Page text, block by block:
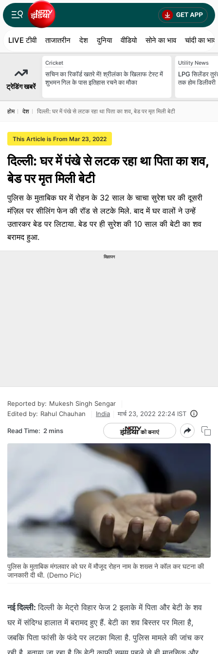
LIVE टीवी ताजातरीन देश दुनिया वीडियो सोने का भाव चांदी का भाव
ट्रेडिंग खबरें
Cricket
सचिन का रिकॉर्ड खतरे में! श्रीलंका के खिलाफ टेस्ट में
शुभमन गिल के पास इतिहास रचने का मौका
Utility News
LPG सिलेंडर
तक होम डिलीवरी
होम देश दिल्ली: घर में पंखे से लटक रहा था पिता का शव, बेड पर मृत मिली बेटी
This Article is From Mar 23, 2022
दिल्ली: घर में पंखे से लटक रहा था पिता का शव,
बेड पर मृत मिली बेटी
पुलिस के मुताबिक घर में रोहन के 32 साल के चाचा सुरेश घर की दूसरी
मंज़िल पर सीलिंग फेन की रॉड से लटके मिले. बाद में घर वालों ने उन्हें
उतारकर बेड पर लिटाया. बेड पर ही सुरेश की 10 साल की बेटी का शव
बरामद हुआ.
विज्ञापन
Reported by: Mukesh Singh Sengar
Edited by: Rahul Chauhan India मार्च 23, 2022 22:24 IST
Read Time: 2 mins
पुलिस के मुताबिक मंगलवार को घर में मौजूद रोहन नाम के शख्स ने कॉल कर घटना की
जानकारी दी थी. (Demo Pic)
नई दिल्ली: दिल्ली के मेट्रो विहार फेज 2 इलाके में पिता और बेटी के शव
घर में संदिग्ध हालात में बरामद हुए हैं. बेटी का शव बिस्तर पर मिला है,
जबकि पिता फांसी के फंदे पर लटका मिला है. पुलिस मामले की जांच कर